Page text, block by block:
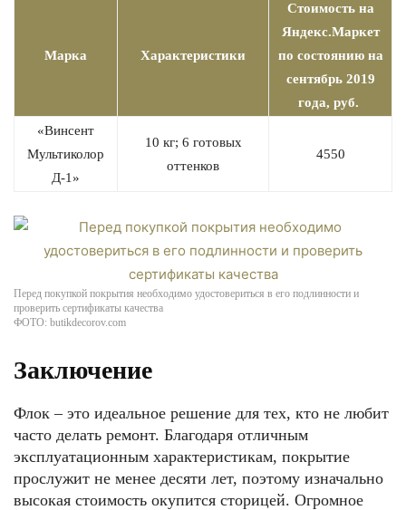
Марка Характеристики
Стоимость на
Яндекс.Маркет
по состоянию на
сентябрь 2019
года, руб.
«Винсент
Мультиколор
Д-1»
10 кг; 6 готовых
оттенков
4550
Перед покупкой покрытия необходимо удостовериться в его подлинности и
проверить сертификаты качества
ФОТО: butikdecorov.com
Заключение
Флок – это идеальное решение для тех, кто не любит
часто делать ремонт. Благодаря отличным
эксплуатационным характеристикам, покрытие
прослужит не менее десяти лет, поэтому изначально
высокая стоимость окупится сторицей. Огромное